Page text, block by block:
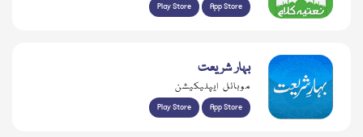
Play Store App Store
بہار شریعت
موبائل ایپلیکیشن
Play Store App Store